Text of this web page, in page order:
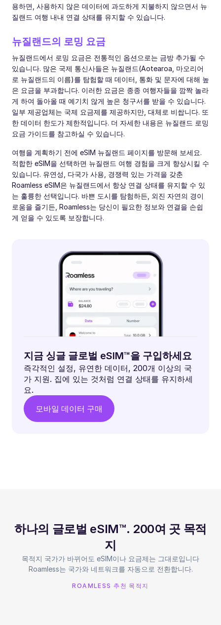
용하면, 사용하지 않은 데이터에 과도하게 지불하지 않으면서 뉴
질랜드 여행 내내 연결 상태를 유지할 수 있습니다.
뉴질랜드의 로밍 요금
뉴질랜드에서 로밍 요금은 전통적인 옵션으로는 금방 추가될 수
있습니다. 많은 국제 통신사들은 뉴질랜드(Aotearoa, 마오리어
로 뉴질랜드의 이름)를 탐험할 때 데이터, 통화 및 문자에 대해 높
은 요금을 부과합니다. 이러한 요금은 종종 여행자들을 깜짝 놀라
게 하여 돌아올 때 예기치 않게 높은 청구서를 받을 수 있습니다.
일부 제공업체는 국제 요금제를 제공하지만, 대체로 비쌉니다. 또
한 데이터 한도가 제한적입니다. 더 자세한 내용은 뉴질랜드 로밍
요금 가이드를 참고하실 수 있습니다.
여행을 계획하기 전에 eSIM 뉴질랜드 페이지를 방문해 보세요.
적합한 eSIM을 선택하면 뉴질랜드 여행 경험을 크게 향상시킬 수
있습니다. 유연성, 다국가 사용, 경쟁력 있는 가격을 갖춘
Roamless eSIM은 뉴질랜드에서 항상 연결 상태를 유지할 수 있
는 훌륭한 선택입니다. 바쁜 도시를 탐험하든, 외진 자연의 경이
로움을 즐기든, Roamless는 당신이 필요한 정보와 연결을 손쉽
게 얻을 수 있도록 보장합니다.
지금 싱글 글로벌 eSIM™을 구입하세요
즉각적인 설정, 유연한 데이터, 200개 이상의 국
가 지원. 집에 있는 것처럼 연결 상태를 유지하세
요.
모바일 데이터 구매
하나의 글로벌 eSIM™. 200여 곳 목적
지
목적지 국가가 바뀌어도 eSIM이나 요금제는 그대로입니다
Roamless는 국가와 네트워크를 자동으로 전환합니다.
ROAMLESS 추천 목적지